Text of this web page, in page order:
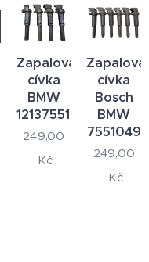
Zapalovací
cívka
BMW
12137551260
249,00
Kč
cívka
Bosch
BMW
7551049
249,00
Kč